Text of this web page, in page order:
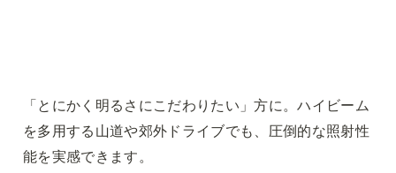
「とにかく明るさにこだわりたい」方に。ハイビーム
を多用する山道や郊外ドライブでも、圧倒的な照射性
能を実感できます。